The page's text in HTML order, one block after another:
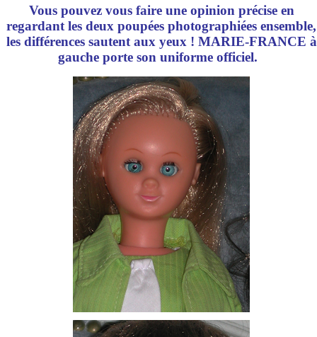
Vous pouvez vous faire une opinion précise en
regardant les deux poupées photographiées ensemble,
les différences sautent aux yeux ! MARIE-FRANCE à
gauche porte son uniforme officiel.